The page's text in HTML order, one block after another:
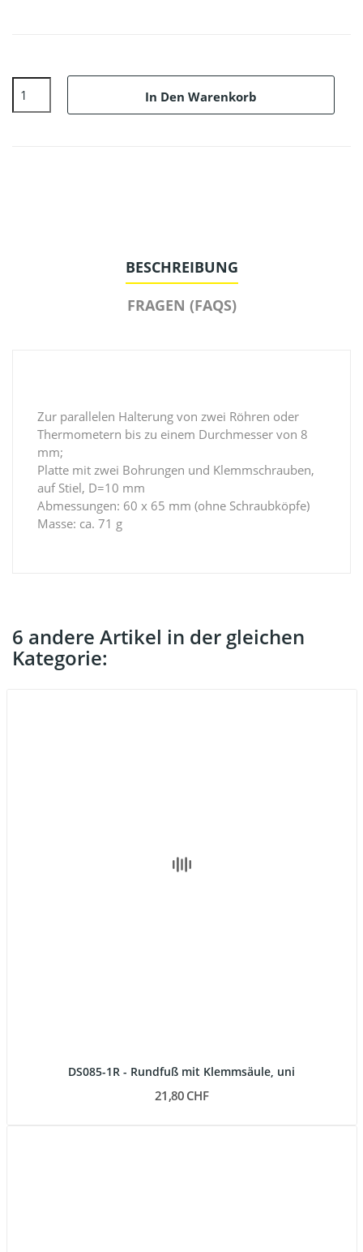
In Den Warenkorb
BESCHREIBUNG
FRAGEN (FAQS)
Zur parallelen Halterung von zwei Röhren oder
Thermometern bis zu einem Durchmesser von 8
mm;
Platte mit zwei Bohrungen und Klemmschrauben,
auf Stiel, D=10 mm
Abmessungen: 60 x 65 mm (ohne Schraubköpfe)
Masse: ca. 71 g
6 andere Artikel in der gleichen
Kategorie:
DS085-1R - Rundfuß mit Klemmsäule, uni
21,80 CHF